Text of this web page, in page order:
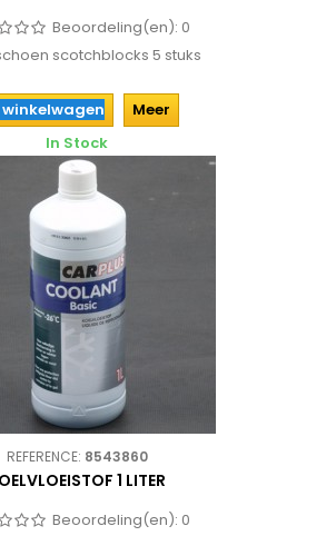
Beoordeling(en): 0
scotchblocks 5 stuks
winkelwagen
Meer
In Stock
REFERENCE: 8543860
1 LITER
Beoordeling(en): 0